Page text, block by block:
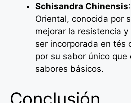
Schisandra Chinensis
Oriental, conocida por
mejorar la resistencia
ser incorporada en tés
por su sabor único
sabores básicos.